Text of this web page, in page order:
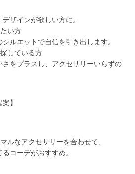
ザインが欲しい方に。
い方
ルエットで自信を引き出します。
している方
さをプラスし、アクセサリーいらずの
】
ルなアクセサリーを合わせて、
コーデがおすすめ。